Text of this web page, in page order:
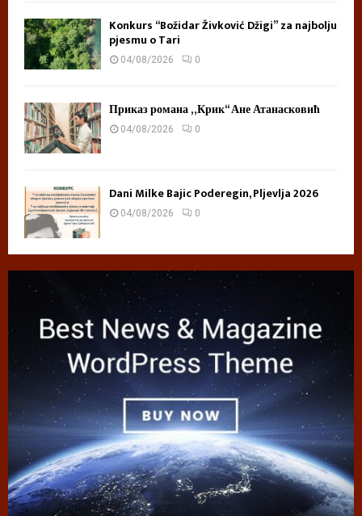
Konkurs “Božidar Živković Džigi” za najbolju
pjesmu o Tari
04/08/2026 0
Приказ романа „Крик“ Ане Атанасковић
04/08/2026 0
Dani Milke Bajic Poderegin, Pljevlja 2026
04/08/2026 0